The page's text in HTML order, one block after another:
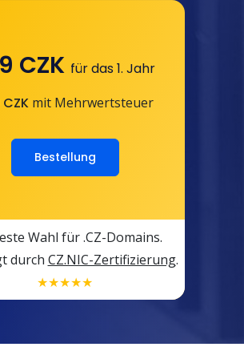
CZK für das 1. Jahr
mit Mehrwertsteuer
Bestellung
Wahl für .CZ-Domains.
durch CZ.NIC-Zertifizierung.
★★★★★